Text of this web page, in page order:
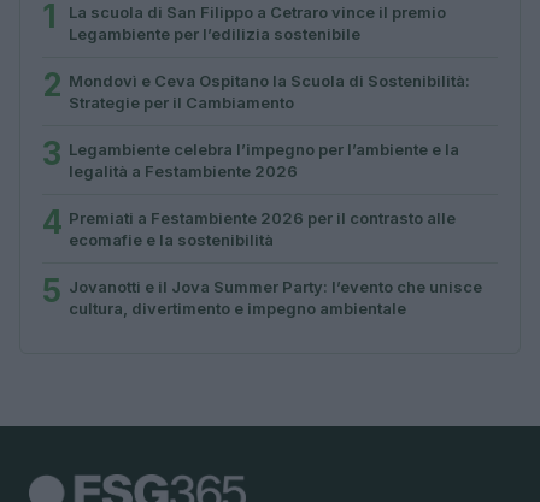
1
La scuola di San Filippo a Cetraro vince il premio
Legambiente per l’edilizia sostenibile
2 Mondovì e Ceva Ospitano la Scuola di Sostenibilità:
Strategie per il Cambiamento
3 Legambiente celebra l’impegno per l’ambiente e la
legalità a Festambiente 2026
4 Premiati a Festambiente 2026 per il contrasto alle
ecomafie e la sostenibilità
5 Jovanotti e il Jova Summer Party: l’evento che unisce
cultura, divertimento e impegno ambientale